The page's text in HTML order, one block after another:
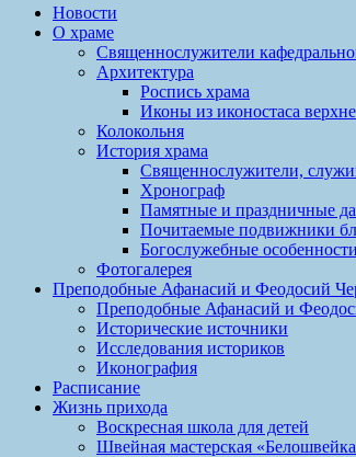
Новости
О храме
Священнослужители
Архитектура
Роспись храма
Иконы из иконостаса
Колокольня
История храма
Священнослужители,
Хронограф
Памятные и праздничные
Почитаемые подвижники
Богослужебные особенности
Фотогалерея
Преподобные Афанасий и Феодосий
Преподобные Афанасий и
Исторические источники
Исследования историков
Иконография
Расписание
Жизнь прихода
Воскресная школа для детей
Швейная мастерская